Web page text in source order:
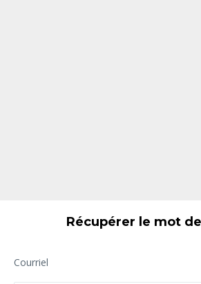
Récupérer le mot
Courriel